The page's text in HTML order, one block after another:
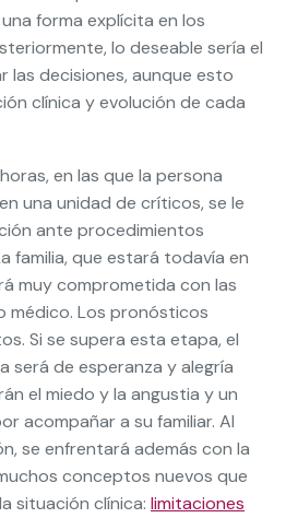
forma explícita en los
lo deseable sería el
las decisiones, aunque esto
clínica y evolución de cada
en las que la persona
una unidad de críticos, se le
ante procedimientos
familia, que estará todavía en
muy comprometida con las
médico. Los pronósticos
Si se supera esta etapa, el
será de esperanza y alegría
el miedo y la angustia y un
acompañar a su familiar. Al
se enfrentará además con la
conceptos nuevos que
situación clínica: limitaciones